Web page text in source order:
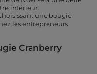
intérieur.
une bougie
les entrepreneurs
Cranberry